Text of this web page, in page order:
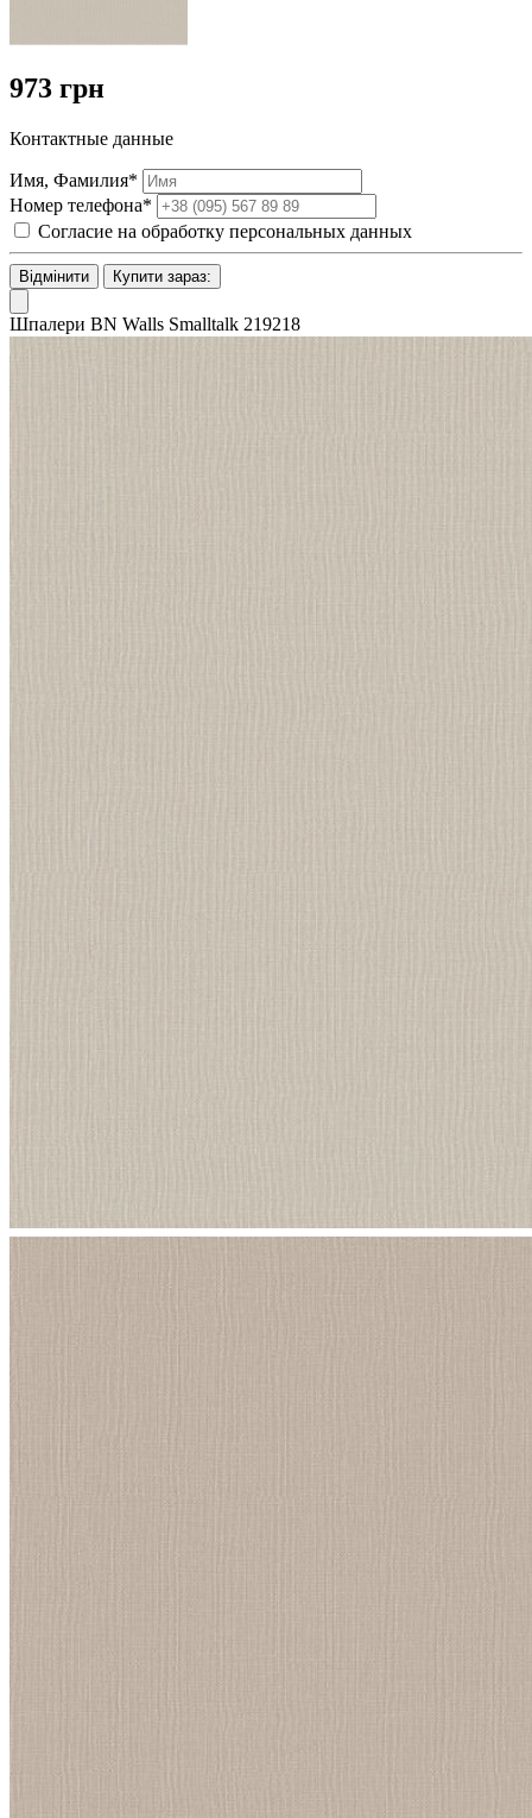
973 грн
Контактные данные
Имя, Фамилия*
Номер телефона*
Согласие на обработку персональных данных
Відмінити Купити зараз:
Шпалери BN Walls Smalltalk 219218